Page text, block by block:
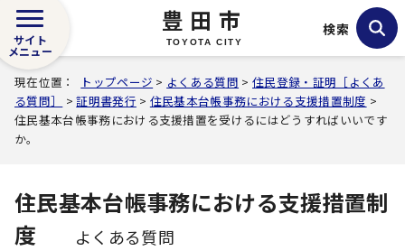
豊田市
TOYOTA CITY
サイト
メニュー
検索
現在位置： トップページ > よくある質問 >住民登録・証明［よくあ
る質問］
>証明書発行 > 住民基本台帳事務における支援措置制度 >
住民基本台帳事務における支援措置を受けるにはどうすればいいです
か。
住民基本台帳事務における支援措置制
度
よくある質問